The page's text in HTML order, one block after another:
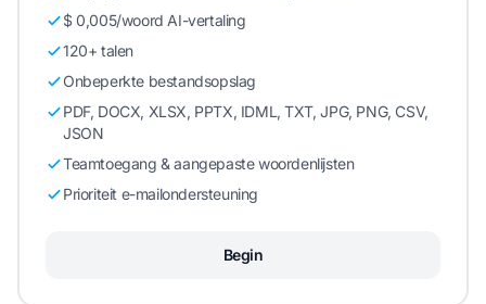
$ 0,005/woord AI-vertaling
120+ talen
Onbeperkte bestandsopslag
PDF, DOCX, XLSX, PPTX, IDML, TXT, JPG, PNG, CSV,
JSON
Teamtoegang & aangepaste woordenlijsten
Prioriteit e-mailondersteuning
Begin